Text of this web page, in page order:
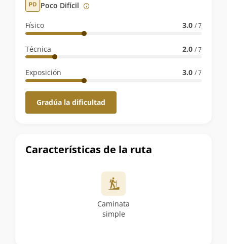
Poco Difícil
Físico 3.0 / 7
Técnica 2.0 / 7
Exposición 3.0 / 7
Gradúa la dificultad
Características de la ruta
Caminata
simple